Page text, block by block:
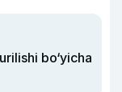
bo‘yicha